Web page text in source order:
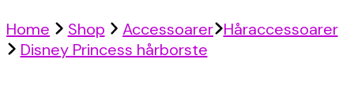
Home Shop Accessoarer Håraccessoarer
Disney Princess hårborste